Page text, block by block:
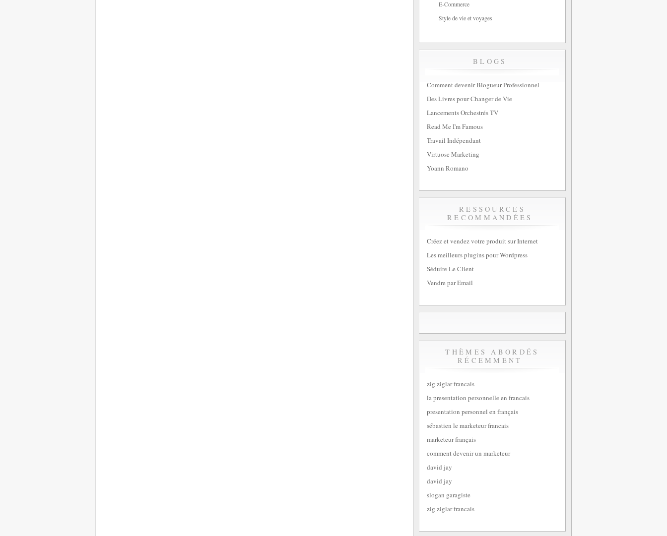
E-Commerce
Style de vie et voyages
BLOGS
Comment devenir Blogueur Professionnel
Des Livres pour Changer de Vie
Lancements Orchestrés TV
Read Me I'm Famous
Travail Indépendant
Virtuose Marketing
Yoann Romano
RESSOURCES
RECOMMANDÉES
Créez et vendez votre produit sur Internet
Les meilleurs plugins pour Wordpress
Séduire Le Client
Vendre par Email
THÈMES ABORDÉS
RÉCEMMENT
zig ziglar francais
la presentation personnelle en francais
presentation personnel en français
sébastien le marketeur francais
marketeur français
comment devenir un marketeur
david jay
david jay
slogan garagiste
zig ziglar francais